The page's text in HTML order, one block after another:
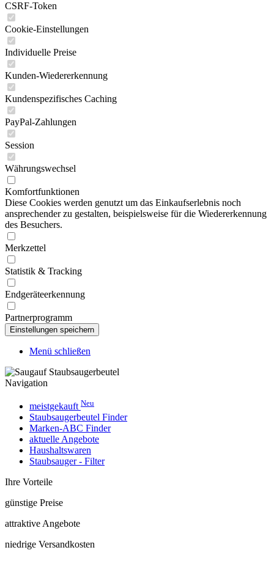
CSRF-Token
Cookie-Einstellungen
Individuelle Preise
Kunden-Wiedererkennung
Kundenspezifisches Caching
PayPal-Zahlungen
Session
Währungswechsel
Komfortfunktionen
Diese Cookies werden genutzt um das Einkaufserlebnis noch
ansprechender zu gestalten, beispielsweise für die Wiedererkennung
des Besuchers.
Merkzettel
Statistik & Tracking
Endgeräteerkennung
Partnerprogramm
Menü schließen
Navigation
meistgekauft Neu
Staubsaugerbeutel Finder
Marken-ABC Finder
aktuelle Angebote
Haushaltswaren
Staubsauger - Filter
Ihre Vorteile
günstige Preise
attraktive Angebote
niedrige Versandkosten